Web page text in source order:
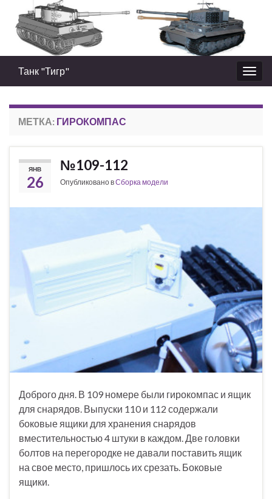
Вкл/
выкл
Танк "Тигр"
МЕТКА: ГИРОКОМПАС
ЯНВ
26
№109-112
Опубликовано вСборка модели
Доброго дня. В 109 номере были гирокомпас и ящик
для снарядов. Выпуски 110 и 112 содержали
боковые ящики для хранения снарядов
вместительностью 4 штуки в каждом. Две головки
болтов на перегородке не давали поставить ящик
на свое место, пришлось их срезать. Боковые
ящики.